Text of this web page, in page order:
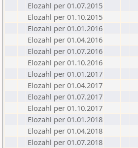
Elozahl per 01.07.2015
Elozahl per 01.10.2015
Elozahl per 01.01.2016
Elozahl per 01.04.2016
Elozahl per 01.07.2016
Elozahl per 01.10.2016
Elozahl per 01.01.2017
Elozahl per 01.04.2017
Elozahl per 01.07.2017
Elozahl per 01.10.2017
Elozahl per 01.01.2018
Elozahl per 01.04.2018
Elozahl per 01.07.2018